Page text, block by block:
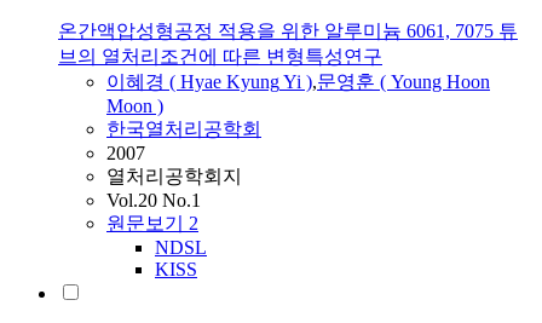
온간액압성형공정 적용을 위한 알루미늄 6061, 7075 튜
브의 열처리조건에 따른 변형특성연구
이혜경 ( Hyae KyungYi ),문영훈 ( Young Hoon
Moon )
한국열처리공학회
2007
열처리공학회지
Vol.20 No.1
원문보기 2
NDSL
KISS